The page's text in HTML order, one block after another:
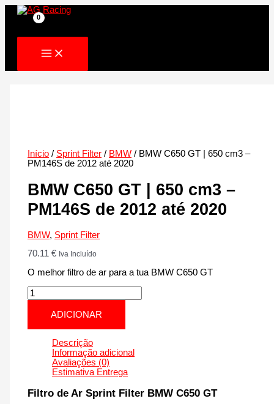
Skip
Início / Sprint Filter / BMW / BMW C650 GT | 650 cm3 –
PM146S de 2012 até 2020
BMW C650 GT | 650 cm3 –
PM146S de 2012 até 2020
BMW, Sprint Filter
70.11€ Iva Incluído
O melhor filtro de ar para a tua BMW C650 GT
Quantidade
de
GT
PM146S
de
2012
ADICIONAR
Descrição
Informação adicional
Avaliações (0)
Estimativa Entrega
Filtro de Ar Sprint Filter BMW C650 GT